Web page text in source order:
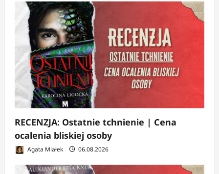
RECENZJA: Ostatnie tchnienie | Cena
ocalenia bliskiej osoby
Agata Miałek 06.08.2026